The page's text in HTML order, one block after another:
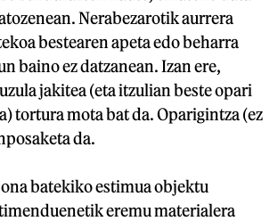
Nerabezarotik aurrera
bestearen apeta edo beharra
baino ez datzanean. Izan ere,
jakitea (eta itzulian beste opari
tortura mota bat da. Oparigintza (ez
da.
batekiko estimua objektu
eremu materialera